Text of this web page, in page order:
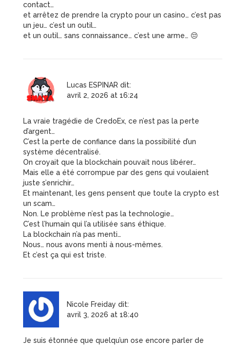
contact…
et arrêtez de prendre la crypto pour un casino… c’est pas
un jeu… c’est un outil…
et un outil… sans connaissance… c’est une arme… 😔
Lucas ESPINAR dit:
avril 2, 2026 at 16:24
La vraie tragédie de CredoEx, ce n’est pas la perte
d’argent…
C’est la perte de confiance dans la possibilité d’un
système décentralisé.
On croyait que la blockchain pouvait nous libérer…
Mais elle a été corrompue par des gens qui voulaient
juste s’enrichir…
Et maintenant, les gens pensent que toute la crypto est
un scam…
Non. Le problème n’est pas la technologie…
C’est l’humain qui l’a utilisée sans éthique.
La blockchain n’a pas menti…
Nous… nous avons menti à nous-mêmes.
Et c’est ça qui est triste.
Nicole Freiday dit:
avril 3, 2026 at 18:40
Je suis étonnée que quelqu’un ose encore parler de